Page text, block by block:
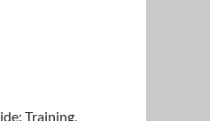
Training,